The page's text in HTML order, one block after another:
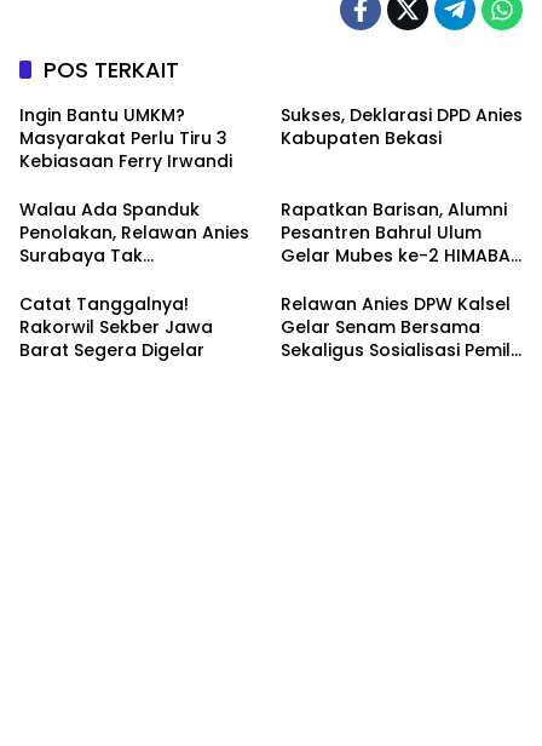
POS TERKAIT
Ingin Bantu UMKM?
Masyarakat Perlu Tiru 3
Kebiasaan Ferry Irwandi
Sukses, Deklarasi DPD Anies
Kabupaten Bekasi
Walau Ada Spanduk
Penolakan, Relawan Anies
Surabaya Tak
Rapatkan Barisan, Alumni
Pesantren Bahrul Ulum
Gelar Mubes ke-2 HIMABAS
Semarang
Catat Tanggalnya!
Rakorwil Sekber Jawa
Barat Segera Digelar
Relawan Anies DPW Kalsel
Gelar Senam Bersama
Sekaligus Sosialisasi Pemilu